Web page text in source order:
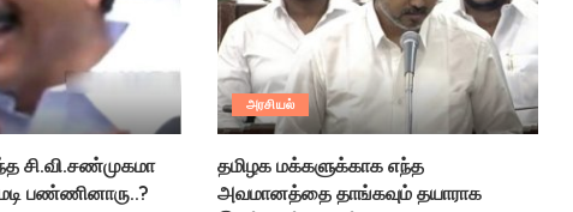
சி.வி.சண்முகமா
பண்ணினாரு..?
அரசியல்
தமிழக மக்களுக்காக எந்த
அவமானத்தை தாங்கவும் தயாராக